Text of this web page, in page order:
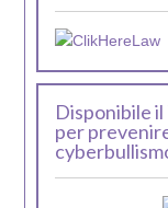
Disponibile
per